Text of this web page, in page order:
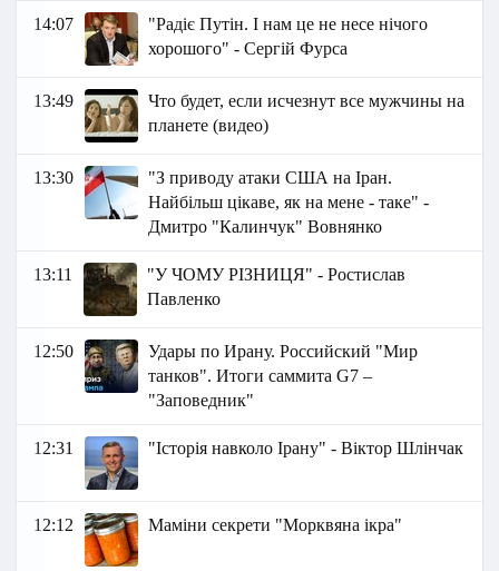
14:07
"Радіє Путін. І нам це не несе нічого
хорошого" - Сергій Фурса
13:49
Что будет, если исчезнут все мужчины на
планете (видео)
13:30
"З приводу атаки США на Іран.
Найбільш цікаве, як на мене - таке" -
Дмитро "Калинчук" Вовнянко
13:11
"У ЧОМУ РІЗНИЦЯ" - Ростислав
Павленко
12:50
Удары по Ирану. Российский "Мир
танков". Итоги саммита G7 –
"Заповедник"
12:31 "Історія навколо Ірану" - Віктор Шлінчак
12:12 Маміни секрети "Морквяна ікра"